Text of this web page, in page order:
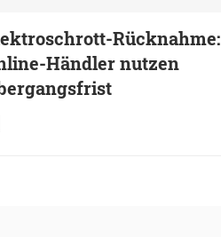
Rücknahme:
Händler nutzen